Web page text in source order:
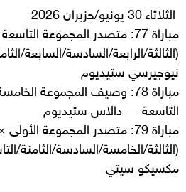
الثلاثاء 30 يونيو/حزيران 2026
مباراة 77: متصدر المجموعة التاسعة × أفضل ثالث
(الثالثة/الرابعة/السادسة/السابعة/
نيوجيرسي ستيديوم
مباراة 78: وصيف المجموعة
التاسعة — دالاس ستيديوم
مباراة 79: متصدر المجموعة الأولى × أفضل ثالث
(الثالثة/الخامسة/السادسة/الثامنة/
مكسيكو سيتي